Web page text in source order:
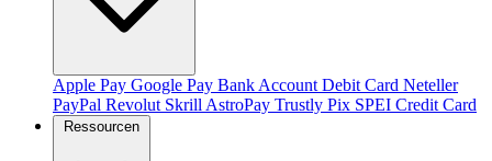
Apple Pay Google Pay Bank Account Debit Card Neteller
PayPal Revolut Skrill AstroPay Trustly Pix SPEI Credit Card
Ressourcen